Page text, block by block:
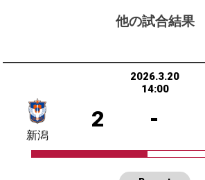
他の試合結果
2026.3.20
14:00
2 -
新潟